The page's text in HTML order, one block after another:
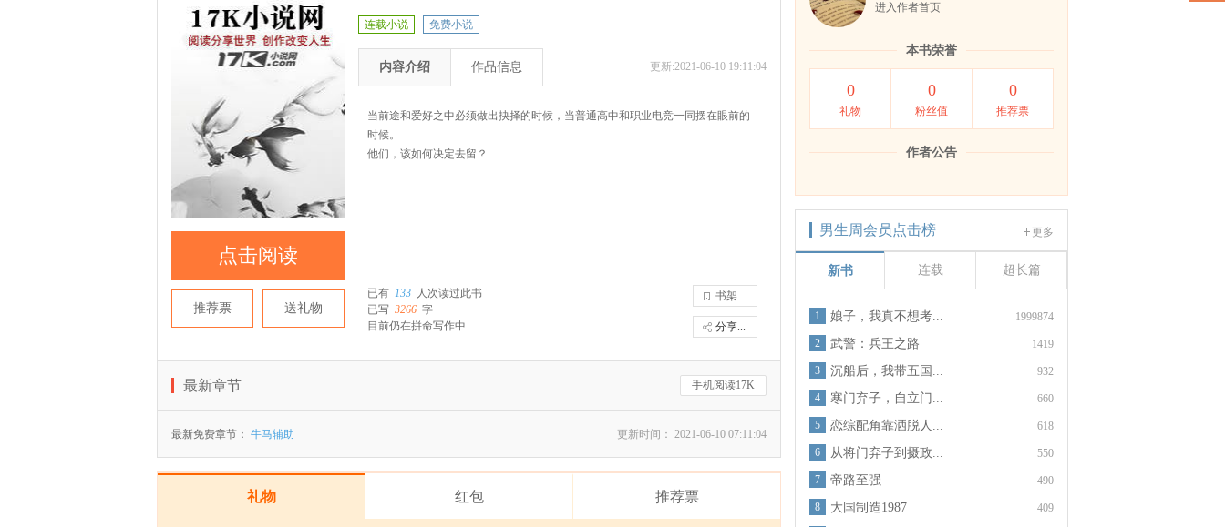
点击阅读
推荐票 送礼物
连载小说 免费小说
更新:2021-06-10 19:11:04
内容介绍 作品信息
当前途和爱好之中必须做出抉择的时候，当普通高中和职业电竞一同摆在眼前的
时候。
他们，该如何决定去留？
书架
分享...
已有 133 人次读过此书
已写 3266 字
目前仍在拼命写作中...
手机阅读17K
最新章节
更新时间： 2021-06-10 07:11:04
最新免费章节： 牛马辅助
礼物 红包 推荐票
进入作者首页
本书荣誉
0
礼物
0
粉丝值
0
推荐票
作者公告
更多
男生周会员点击榜
新书 连载 超长篇
1999874
1 娘子，我真不想考...
1419
2 武警：兵王之路
932
3 沉船后，我带五国...
660
4 寒门弃子，自立门...
618
5 恋综配角靠洒脱人...
550
6 从将门弃子到摄政...
490
7 帝路至强
409
8 大国制造1987